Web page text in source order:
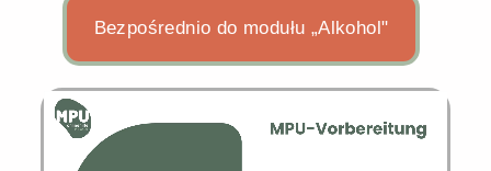
Bezpośrednio do modułu „Alkohol"